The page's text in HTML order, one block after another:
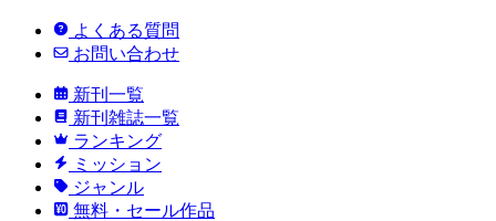
よくある質問
お問い合わせ
新刊一覧
新刊雑誌一覧
ランキング
ミッション
ジャンル
無料・セール作品